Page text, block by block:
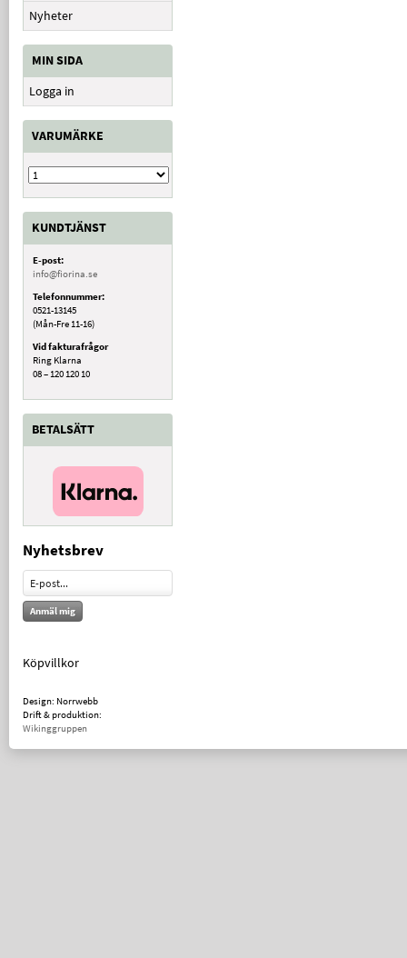
Nyheter
MIN SIDA
Logga in
VARUMÄRKE
KUNDTJÄNST
E-post:
info@fiorina.se
Telefonnummer:
0521-13145
(Mån-Fre 11-16)
Vid fakturafrågor
Ring Klarna
08 – 120 120 10
BETALSÄTT
Nyhetsbrev
Anmäl mig
Köpvillkor
Design: Norrwebb
Drift & produktion:
Wikinggruppen